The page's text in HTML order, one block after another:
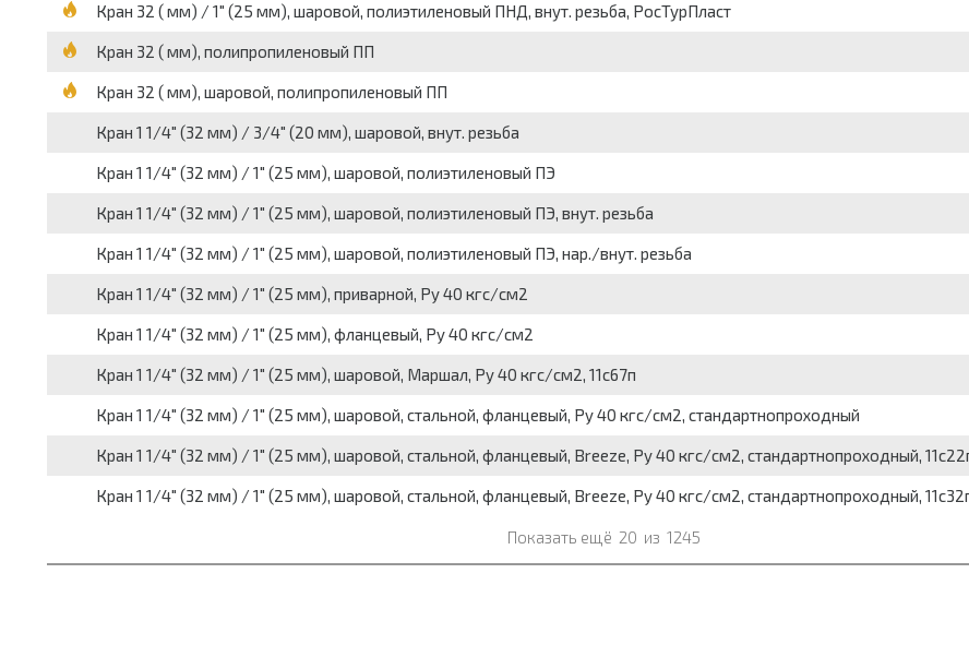
Кран 32 ( мм) / 1" (25 мм), шаровой, полиэтиленовый ПНД, внут. резьба, РосТурПласт
Кран 32 ( мм), полипропиленовый ПП
Кран 32 ( мм), шаровой, полипропиленовый ПП
Кран 1 1/4" (32 мм) / 3/4" (20 мм), шаровой, внут. резьба
Кран 1 1/4" (32 мм) / 1" (25 мм), шаровой, полиэтиленовый ПЭ
Кран 1 1/4" (32 мм) / 1" (25 мм), шаровой, полиэтиленовый ПЭ, внут. резьба
Кран 1 1/4" (32 мм) / 1" (25 мм), шаровой, полиэтиленовый ПЭ, нар./внут. резьба
Кран 1 1/4" (32 мм) / 1" (25 мм), приварной, Py 40 кгс/см2
Кран 1 1/4" (32 мм) / 1" (25 мм), фланцевый, Py 40 кгс/см2
Кран 1 1/4" (32 мм) / 1" (25 мм), шаровой, Маршал, Py 40 кгс/см2, 11с67п
Кран 1 1/4" (32 мм) / 1" (25 мм), шаровой, стальной, фланцевый, Py 40 кгс/см2, стандартнопроходный
Кран 1 1/4" (32 мм) / 1" (25 мм), шаровой, стальной, фланцевый, Breeze, Py 40 кгс/см2, стандартнопроходный,
Кран 1 1/4" (32 мм) / 1" (25 мм), шаровой, стальной, фланцевый, Breeze, Py 40 кгс/см2, стандартнопроходный,
Показать ещё 20 из 1245